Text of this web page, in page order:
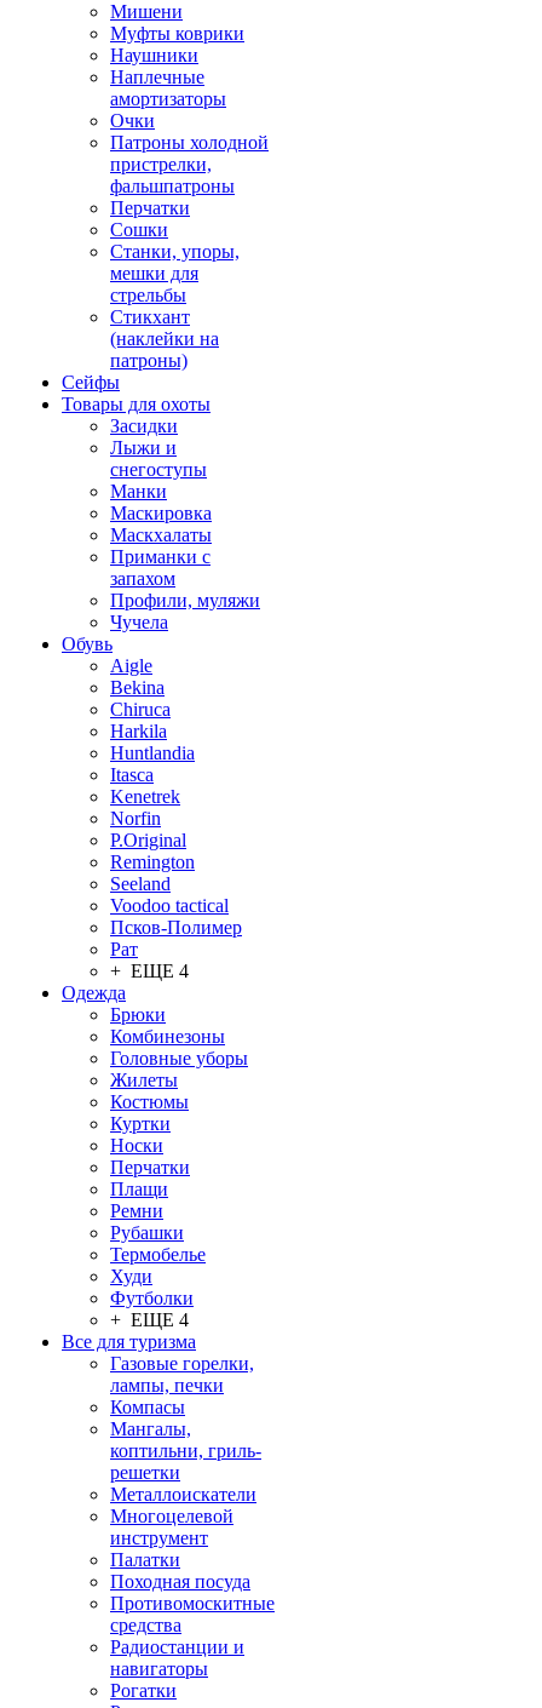
Мишени
Муфты коврики
Наушники
Наплечные
амортизаторы
Очки
Патроны холодной
пристрелки,
фальшпатроны
Перчатки
Сошки
Станки, упоры,
мешки для
стрельбы
Стикхант
(наклейки на
патроны)
Сейфы
Товары для охоты
Засидки
Лыжи и
снегоступы
Манки
Маскировка
Маскхалаты
Приманки с
запахом
Профили, муляжи
Чучела
Обувь
Aigle
Bekina
Chiruсa
Harkila
Huntlandia
Itasca
Kenetrek
Norfin
P.Original
Remington
Seeland
Voodoo tactical
Псков-Полимер
Рат
+ ЕЩЕ 4
Одежда
Брюки
Комбинезоны
Головные уборы
Жилеты
Костюмы
Куртки
Носки
Перчатки
Плащи
Ремни
Рубашки
Термобелье
Худи
Футболки
+ ЕЩЕ 4
Все для туризма
Газовые горелки,
лампы, печки
Компасы
Мангалы,
коптильни, гриль-
решетки
Металлоискатели
Многоцелевой
инструмент
Палатки
Походная посуда
Противомоскитные
средства
Радиостанции и
навигаторы
Рогатки